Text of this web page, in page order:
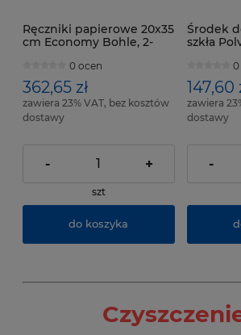
Ręczniki papierowe 20x35
cm Economy Bohle, 2-
0 ocen
362,65 zł
zawiera 23% VAT, bez kosztów
dostawy
- +
szt
do koszyka
Środek
szkła
0
147,60
zawiera
dostawy
-